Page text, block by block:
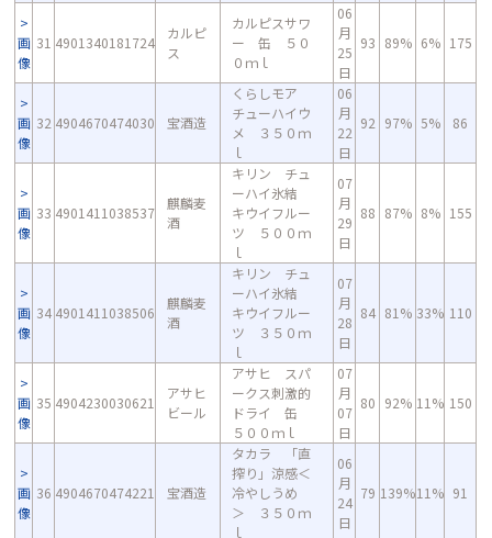
画
像
31 4901340181724
カルピ
ス
カルピスサワ
ー 缶 ５０
０ｍｌ
06
月
25
日
93 89% 6% 175
画
像
32 4904670474030 宝酒造
くらしモア
チューハイウ
メ ３５０ｍ
ｌ
06
月
22
日
92 97% 5% 86
画
像
33 4901411038537
麒麟麦
酒
キリン チュ
ーハイ氷結
キウイフルー
ツ ５００ｍ
ｌ
07
月
29
日
88 87% 8% 155
画
像
34 4901411038506
麒麟麦
酒
キリン チュ
ーハイ氷結
キウイフルー
ツ ３５０ｍ
ｌ
07
月
28
日
84 81% 33% 110
画
像
35 4904230030621
アサヒ
ビール
アサヒ スパ
ークス刺激的
ドライ 缶
５００ｍｌ
07
月
07
日
80 92% 11% 150
画
像
36 4904670474221 宝酒造
タカラ 「直
搾り」涼感＜
冷やしうめ
＞ ３５０ｍ
ｌ
06
月
24
日
79 139%11% 91